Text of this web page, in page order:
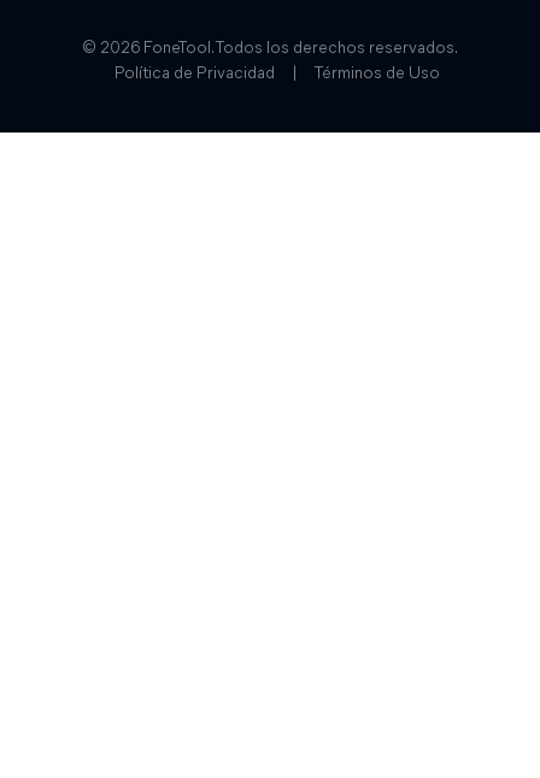
© 2026 FoneTool. Todos los derechos reservados.
Política de Privacidad
Términos de Uso